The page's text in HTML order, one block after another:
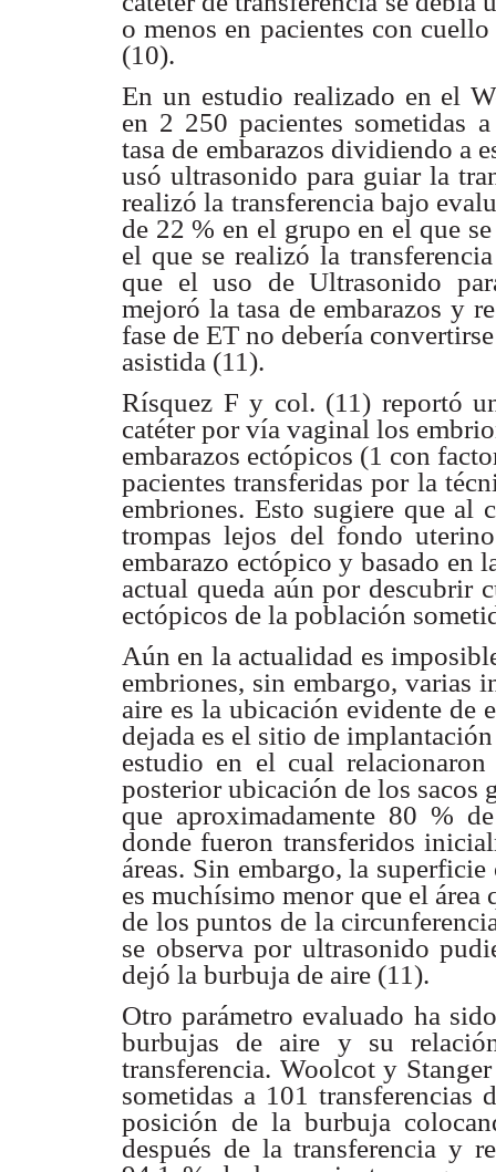
o menos en pacientes con cuello
(10).
En un estudio realizado en el
en 2 250 pacientes sometidas
tasa de embarazos dividiendo a
usó ultrasonido para guiar la
realizóla transferencia bajo
de 22 % en el grupo en el que
el que serealizó la
que el uso de Ultrasonido
mejoró la tasa de embarazos y
fase de ET no debería
asistida (11).
Rísquez F y col. (11) reportó
catéter por vía vaginal los
embarazos ectópicos (1 con
pacientes transferidas por la
embriones. Esto sugiere que al
trompas lejos del fondo
embarazo ectópico y basado en
actual queda aún por descubrir
ectópicos de la población
Aún en la actualidad es
embriones, sin embargo, varias
aire es la ubicación evidente de
dejada es el sitio de
estudio en el cual
posterior ubicación de los sacos
que aproximadamente 80 %
donde fueron transferidos
áreas. Sin embargo, la
es muchísimo menor que el área
de los puntos de la
se observa por ultrasonido
dejó la burbuja de aire (11).
Otro parámetro evaluado ha
burbujas de aire y su
transferencia. Woolcot y
sometidas a 101 transferencias
posición de la burbuja
después de la transferencia y